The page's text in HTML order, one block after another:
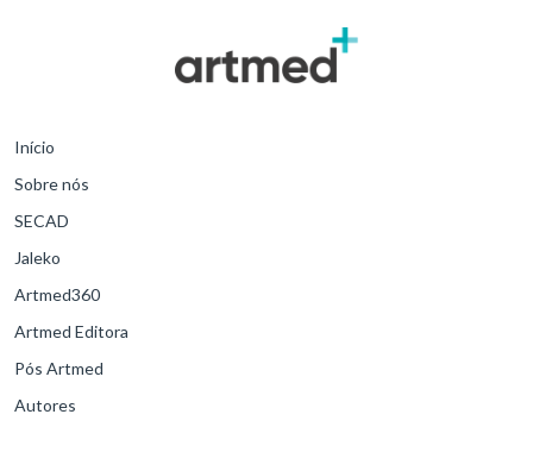
Início
Sobre nós
SECAD
Jaleko
Artmed360
Artmed Editora
Pós Artmed
Autores